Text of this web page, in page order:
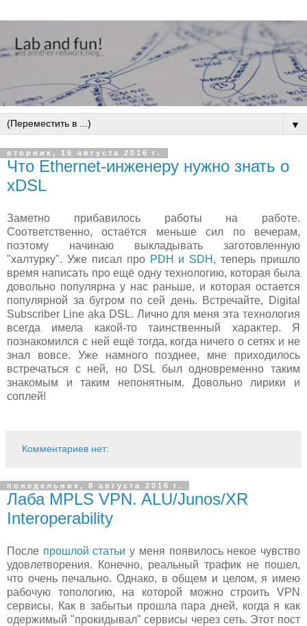
▼
вторник, 16 августа 2016 г.
Что Ethernet-инженеру нужно знать о
xDSL
Заметно прибавилось работы на работе.
Соответственно, остаётся меньше сил по вечерам,
поэтому начинаю выкладывать заготовленную
"халтурку". Уже писал про PDH и SDH , теперь пришло
время написать про ещё одну технологию, которая была
довольно популярна у нас раньше, и которая остается
популярной за бугром по сей день. Встречайте, Digital
Subscriber Line aka DSL. Лично для меня эта технология
всегда имела какой-то таинственный характер. Я
познакомился с ней ещё тогда, когда ничего о сетях и не
знал вовсе. Уже намного позднее, мне приходилось
встречаться с ней, но DSL был одновременно таким
знакомым и таким непонятным. Довольно лирики и
соплей!
Комментариев нет:
понедельник, 8 августа 2016 г.
Лаба MPLS VPN. ALU/Junos/XR
Interoperability
После прошлой статьи у меня появилось некое чувство
удовлетворения. Конечно, реальный трафик не пошел,
что очень печально. Однако, в общем и целом, я имею
рабочую топологию, на которой можно строить VPN
сервисы. Как в забытьи прошла пара дней, когда я как
одержимый "прокидывал" сервисы через сеть. Этот пост